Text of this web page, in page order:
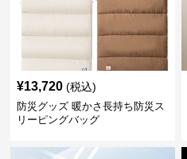
¥13,720 (税込)
防災グッズ 暖かさ長持ち防災ス
リーピングバッグ